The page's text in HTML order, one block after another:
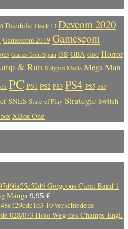
Daedalic Deck 13 Devcom 2020
Gamescom 2019 Gamescom
Games from Spain GB GBA GBC Horror
& Run Kalypso Media Mega Man
PC PS1 PS2 PS3 PS4 PS5 PSP
SNES State of Play Strategie Switch
XBox One
Gorgeous Carat Band 1
Manga 9,95 €
10 verschiedene
028/073 Holo Weg des Champs Engl.